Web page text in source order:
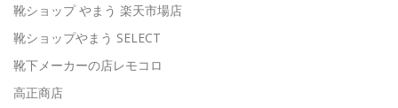
靴ショップ やまう 楽天市場店
靴ショップやまう SELECT
靴下メーカーの店レモコロ
高正商店